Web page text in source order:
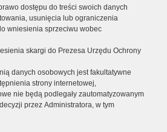
dostępu do treści swoich danych
usunięcia lub ograniczenia
wniesienia sprzeciwu wobec
skargi do Prezesa Urzędu Ochrony
danych osobowych jest fakultatywne
strony internetowej,
nie będą podlegały zautomatyzowanym
przez Administratora, w tym